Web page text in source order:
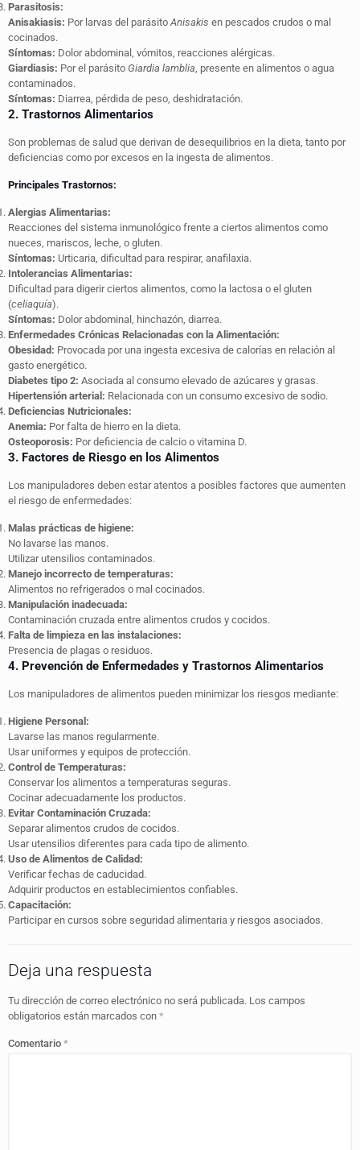
Parasitosis:
Anisakiasis: Por larvas del parásitoAnisakis en pescados crudos o mal
cocinados.
Síntomas: Dolor abdominal, vómitos, reacciones alérgicas.
Giardiasis: Por el parásito Giardia lamblia, presente en alimentos o agua
contaminados.
Síntomas: Diarrea, pérdida de peso, deshidratación.
2. Trastornos Alimentarios
Son problemas de salud que derivan de desequilibrios en la dieta, tanto por
deficiencias como por excesos en la ingesta de alimentos.
Principales Trastornos:
Alergias Alimentarias:
Reacciones del sistema inmunológico frente a ciertos alimentos como
nueces, mariscos, leche, o gluten.
Síntomas: Urticaria, dificultad para respirar, anafilaxia.
Intolerancias Alimentarias:
Dificultad para digerir ciertos alimentos, como la lactosa o el gluten
(celiaquía).
Síntomas: Dolor abdominal, hinchazón, diarrea.
Enfermedades Crónicas Relacionadas con la Alimentación:
Obesidad: Provocada por una ingesta excesiva de calorías en relación al
gasto energético.
Diabetes tipo 2: Asociada al consumo elevado de azúcares y grasas.
Hipertensión arterial: Relacionada con un consumo excesivo de sodio.
Deficiencias Nutricionales:
Anemia: Por falta de hierro en la dieta.
Osteoporosis: Por deficiencia de calcio o vitamina D.
3. Factores de Riesgo en los Alimentos
Los manipuladores deben estar atentos a posibles factores que aumenten
el riesgo de enfermedades:
Malas prácticas de higiene:
No lavarse las manos.
Utilizar utensilios contaminados.
Manejo incorrecto de temperaturas:
Alimentos no refrigerados o mal cocinados.
Manipulación inadecuada:
Contaminación cruzada entre alimentos crudos y cocidos.
Falta de limpieza en las instalaciones:
Presencia de plagas o residuos.
4. Prevención de Enfermedades y Trastornos Alimentarios
Los manipuladores de alimentos pueden minimizar los riesgos mediante:
Higiene Personal:
Lavarse las manos regularmente.
Usar uniformes y equipos de protección.
Control de Temperaturas:
Conservar los alimentos a temperaturas seguras.
Cocinar adecuadamente los productos.
Evitar Contaminación Cruzada:
Separar alimentos crudos de cocidos.
Usar utensilios diferentes para cada tipo de alimento.
Uso de Alimentos de Calidad:
Verificar fechas de caducidad.
Adquirir productos en establecimientos confiables.
Capacitación:
Participar en cursos sobre seguridad alimentaria y riesgos asociados.
Deja una respuesta
Tu dirección de correo electrónico no será publicada. Los campos
obligatorios están marcados con *
Comentario *